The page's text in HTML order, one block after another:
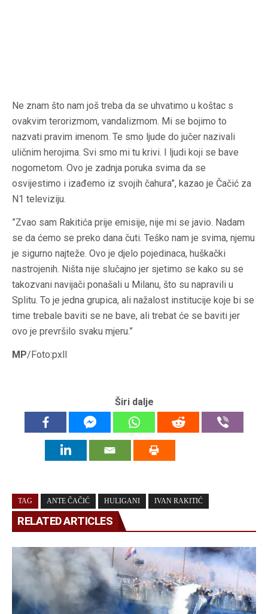
Ne znam što nam još treba da se uhvatimo u koštac s
ovakvim terorizmom, vandalizmom. Mi se bojimo to
nazvati pravim imenom. Te smo ljude do jučer nazivali
uličnim herojima. Svi smo mi tu krivi. I ljudi koji se bave
nogometom. Ovo je zadnja poruka svima da se
osvijestimo i izađemo iz svojih čahura”, kazao je Čačić za
N1 televiziju.
”Zvao sam Rakitića prije emisije, nije mi se javio. Nadam
se da ćemo se preko dana čuti. Teško nam je svima, njemu
je sigurno najteže. Ovo je djelo pojedinaca, huškački
nastrojenih. Ništa nije slučajno jer sjetimo se kako su se
takozvani navijači ponašali u Milanu, što su napravili u
Splitu. To je jedna grupica, ali nažalost institucije koje bi se
time trebale baviti se ne bave, ali trebat će se baviti jer
ovo je prevršilo svaku mjeru.”
MP/Foto:pxll
Širi dalje
TAG ANTE ČAČIĆ HULIGANI IVAN RAKITIĆ
RELATED ARTICLES